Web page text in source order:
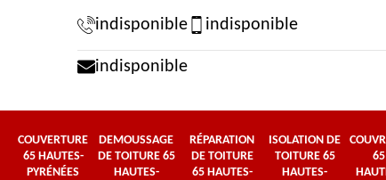
indisponible indisponible
indisponible
COUVERTURE
65 HAUTES-
PYRÉNÉES
DEMOUSSAGE
DE TOITURE 65
HAUTES-
RÉPARATION
DE TOITURE
65 HAUTES-
ISOLATION DE
TOITURE 65
HAUTES-
65